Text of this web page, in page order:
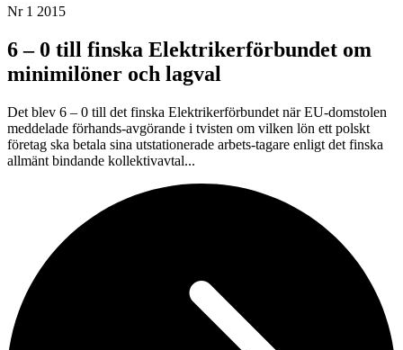
Nr 1 2015
6 – 0 till finska Elektrikerförbundet om
minimilöner och lagval
Det blev 6 – 0 till det finska Elektrikerförbundet när EU-domstolen
meddelade förhands-avgörande i tvisten om vilken lön ett polskt
företag ska betala sina utstationerade arbets-tagare enligt det finska
allmänt bindande kollektivavtal...